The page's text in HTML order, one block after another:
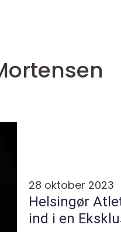
28 oktober 2023
Helsingør
ind i en